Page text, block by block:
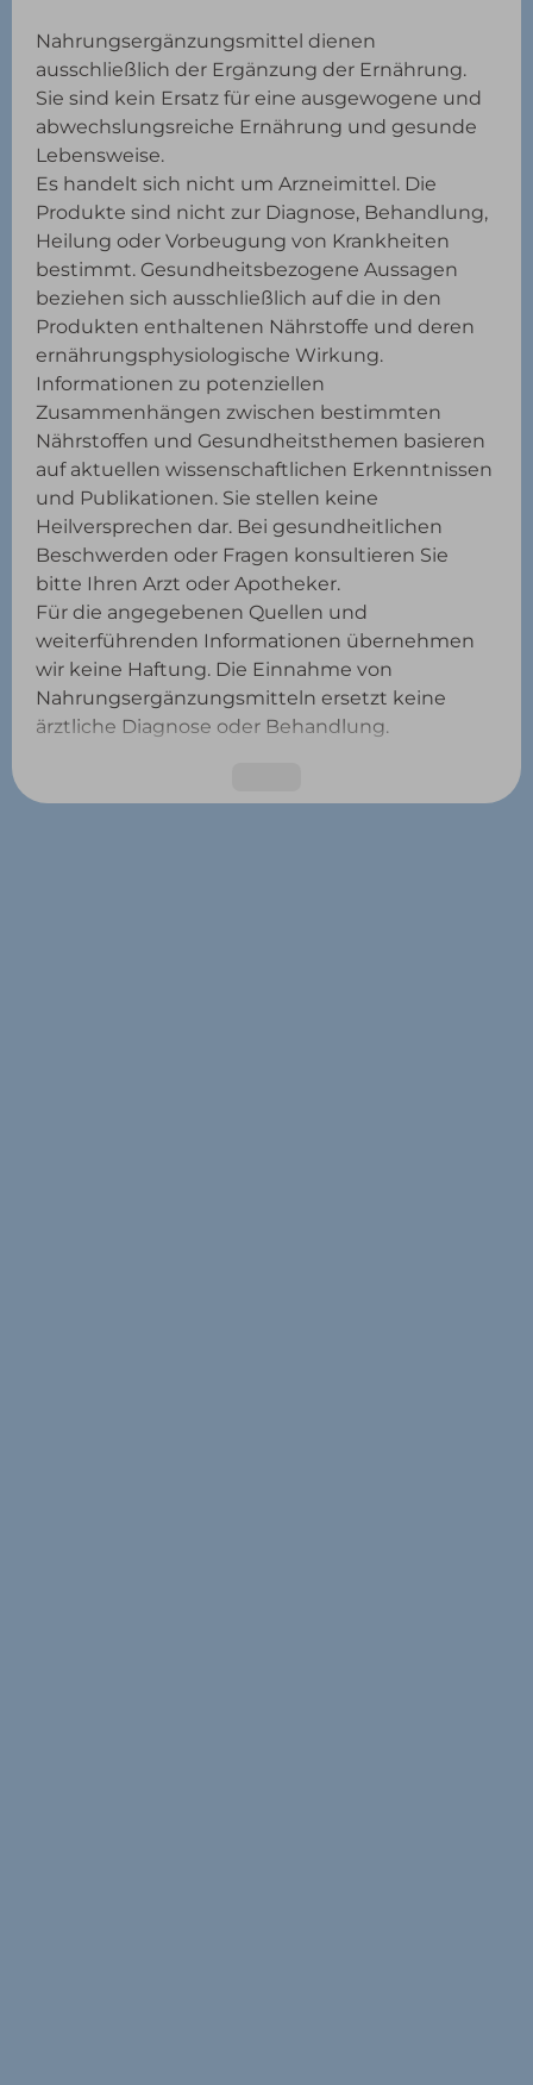
Nahrungsergänzungsmittel dienen
ausschließlich der Ergänzung der Ernährung.
Sie sind kein Ersatz für eine ausgewogene und
abwechslungsreiche Ernährung und gesunde
Lebensweise.
Es handelt sich nicht um Arzneimittel. Die
Produkte sind nicht zur Diagnose, Behandlung,
Heilung oder Vorbeugung von Krankheiten
bestimmt. Gesundheitsbezogene Aussagen
beziehen sich ausschließlich auf die in den
Produkten enthaltenen Nährstoffe und deren
ernährungsphysiologische Wirkung.
Informationen zu potenziellen
Zusammenhängen zwischen bestimmten
Nährstoffen und Gesundheitsthemen basieren
auf aktuellen wissenschaftlichen Erkenntnissen
und Publikationen. Sie stellen keine
Heilversprechen dar. Bei gesundheitlichen
Beschwerden oder Fragen konsultieren Sie
bitte Ihren Arzt oder Apotheker.
Für die angegebenen Quellen und
weiterführenden Informationen übernehmen
wir keine Haftung. Die Einnahme von
Nahrungsergänzungsmitteln ersetzt keine
ärztliche Diagnose oder Behandlung.